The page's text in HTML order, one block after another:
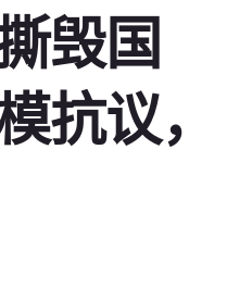
毁国
抗议，